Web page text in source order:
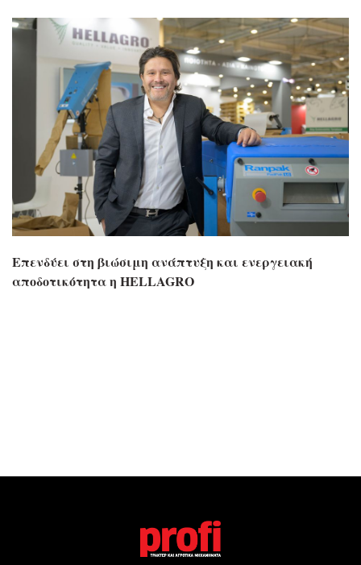
Επενδύει στη βιώσιμη ανάπτυξη και ενεργειακή
αποδοτικότητα η HELLAGRO